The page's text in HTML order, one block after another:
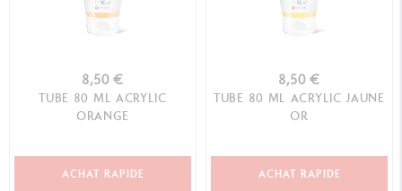
8,50 €
TUBE 80 ML ACRYLIC
ORANGE
ACHAT RAPIDE
8,50 €
TUBE 80 ML ACRYLIC JAUNE
OR
ACHAT RAPIDE